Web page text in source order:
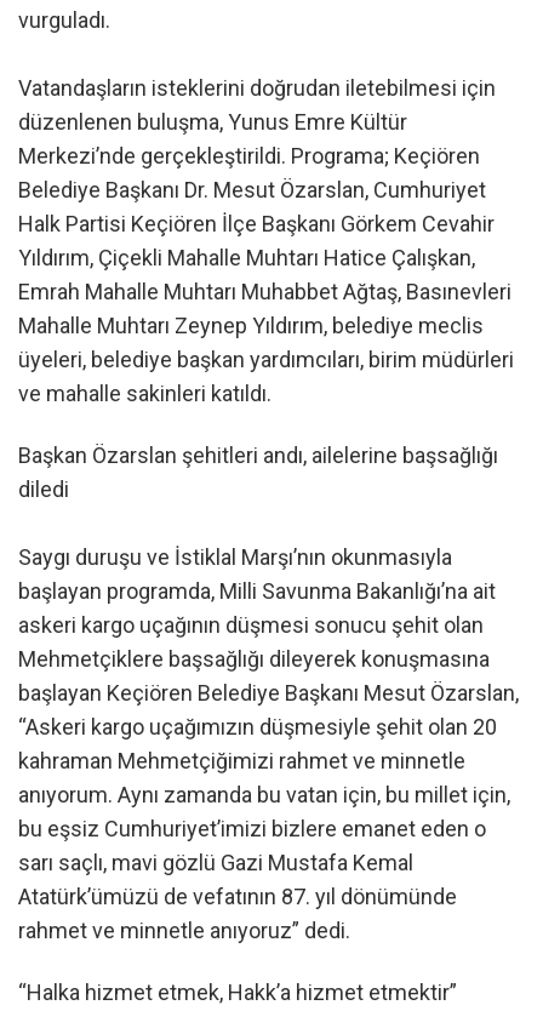
vurguladı.
Vatandaşların isteklerini doğrudan iletebilmesi için
düzenlenen buluşma, Yunus Emre Kültür
Merkezi’nde gerçekleştirildi. Programa; Keçiören
Belediye Başkanı Dr. Mesut Özarslan, Cumhuriyet
Halk Partisi Keçiören İlçe Başkanı Görkem Cevahir
Yıldırım, Çiçekli Mahalle Muhtarı Hatice Çalışkan,
Emrah Mahalle Muhtarı Muhabbet Ağtaş, Basınevleri
Mahalle Muhtarı Zeynep Yıldırım, belediye meclis
üyeleri, belediye başkan yardımcıları, birim müdürleri
ve mahalle sakinleri katıldı.
Başkan Özarslan şehitleri andı, ailelerine başsağlığı
diledi
Saygı duruşu ve İstiklal Marşı’nın okunmasıyla
başlayan programda, Milli Savunma Bakanlığı’na ait
askeri kargo uçağının düşmesi sonucu şehit olan
Mehmetçiklere başsağlığı dileyerek konuşmasına
başlayan Keçiören Belediye Başkanı Mesut Özarslan,
“Askeri kargo uçağımızın düşmesiyle şehit olan 20
kahraman Mehmetçiğimizi rahmet ve minnetle
anıyorum. Aynı zamanda bu vatan için, bu millet için,
bu eşsiz Cumhuriyet’imizi bizlere emanet eden o
sarı saçlı, mavi gözlü Gazi Mustafa Kemal
Atatürk’ümüzü de vefatının 87. yıl dönümünde
rahmet ve minnetle anıyoruz” dedi.
“Halka hizmet etmek, Hakk’a hizmet etmektir”